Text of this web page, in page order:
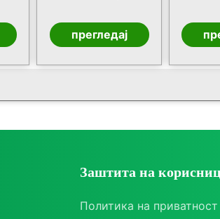
прегледај
Заштита на
Политика на приватност